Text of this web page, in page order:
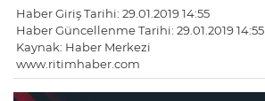
Haber Giriş Tarihi: 29.01.2019 14:55
Haber Güncellenme Tarihi: 29.01.2019 14:55
Kaynak: Haber Merkezi
www.ritimhaber.com